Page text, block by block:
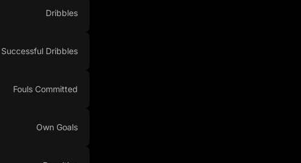
Dribbles
Successful Dribbles
Fouls Committed
Own Goals